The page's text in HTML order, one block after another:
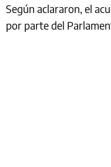
Según aclararon, el
por parte del